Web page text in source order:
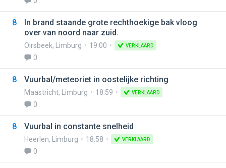
8
In brand staande grote rechthoekige bak vloog
over van noord naar zuid.
Oirsbeek, Limburg 19:00 VERKLAARD
0
8 Vuurbal/meteoriet in oostelijke richting
Maastricht, Limburg 18:59 VERKLAARD
0
8 Vuurbal in constante snelheid
Heerlen, Limburg 18:58 VERKLAARD
0